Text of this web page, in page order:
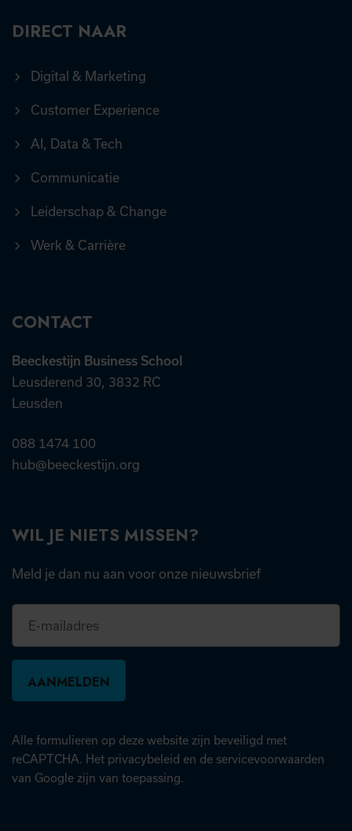
DIRECT NAAR
Digital & Marketing
Customer Experience
AI, Data & Tech
Communicatie
Leiderschap & Change
Werk & Carrière
CONTACT
Beeckestijn Business School
Leusderend 30, 3832 RC
Leusden
088 1474 100
hub@beeckestijn.org
WIL JE NIETS MISSEN?
Meld je dan nu aan voor onze nieuwsbrief
mailadres
Alle formulieren op deze website zijn beveiligd met
reCAPTCHA. Het privacybeleid (opent in nieuw tabblad)
en de servicevoorwaarden
van Google zijn van toepassing.